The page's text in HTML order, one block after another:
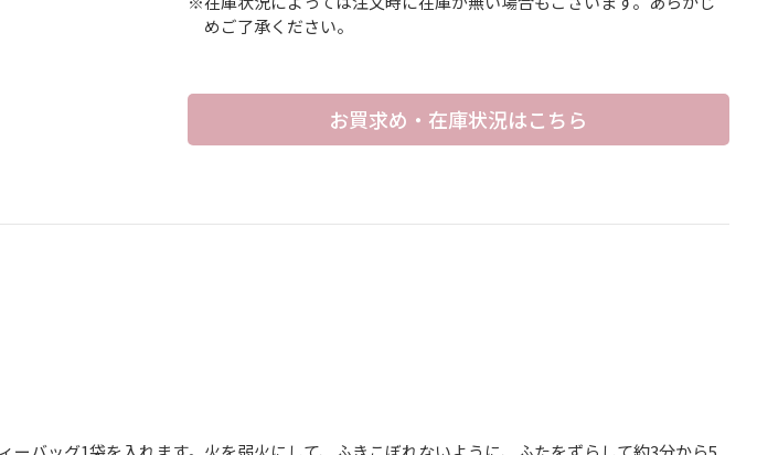
めご了承ください。
お買求め・在庫状況はこちら